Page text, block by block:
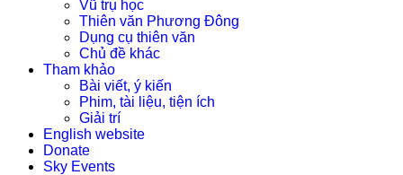
Vũ trụ học
Thiên văn Phương Đông
Dụng cụ thiên văn
Chủ đề khác
Tham khảo
Bài viết, ý kiến
Phim, tài liệu, tiện ích
Giải trí
English website
Donate
Sky Events